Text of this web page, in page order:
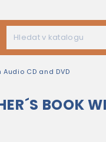
CD and DVD
BOOK